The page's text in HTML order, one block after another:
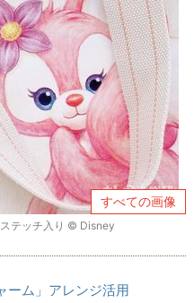
すべての画像
テッチ入り © Disney
ーム」アレンジ活用